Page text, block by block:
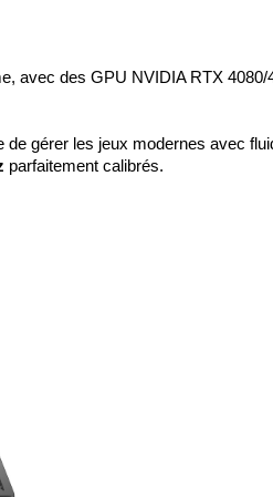
avec des GPU NVIDIA RTX 4080/
de gérer les jeux modernes avec
parfaitement calibrés.